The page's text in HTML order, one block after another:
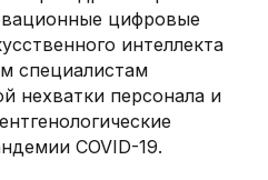
цифровые
интеллекта
специалистам
нехватки персонала и
COVID-19.